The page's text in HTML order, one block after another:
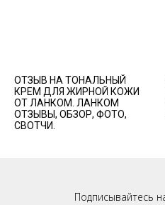
ОТЗЫВ НА ТОНАЛЬНЫЙ
КРЕМ ДЛЯ ЖИРНОЙ КОЖИ
ОТ ЛАНКОМ. ЛАНКОМ
ОТЗЫВЫ, ОБЗОР, ФОТО,
СВОТЧИ.
Подписывайтесь